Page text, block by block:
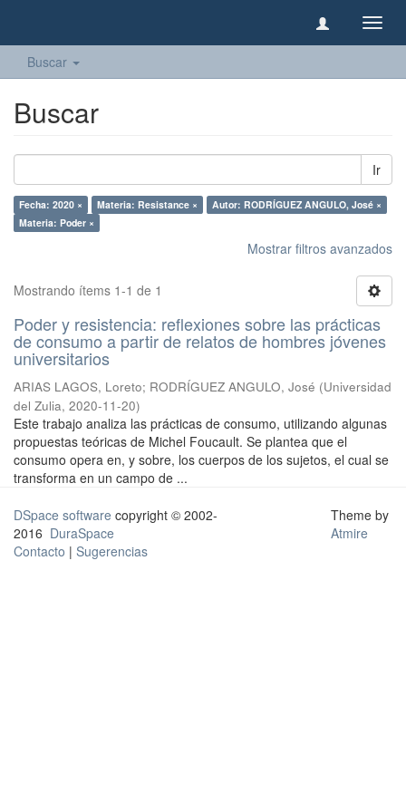
Buscar
Buscar
Ir
Fecha: 2020 × Materia: Resistance ×
Autor: RODRÍGUEZ ANGULO, José ×
Materia: Poder ×
Mostrar filtros avanzados
Mostrando ítems 1-1 de 1
Poder y resistencia: reflexiones sobre las prácticas
de consumo a partir de relatos de hombres jóvenes
universitarios
ARIAS LAGOS, Loreto; RODRÍGUEZ ANGULO, José (Universidad
del Zulia, 2020-11-20)
Este trabajo analiza las prácticas de consumo, utilizando algunas
propuestas teóricas de Michel Foucault. Se plantea que el
consumo opera en, y sobre, los cuerpos de los sujetos, el cual se
transforma en un campo de ...
DSpace software copyright © 2002-
2016 DuraSpace
Contacto | Sugerencias
Theme by
Atmire